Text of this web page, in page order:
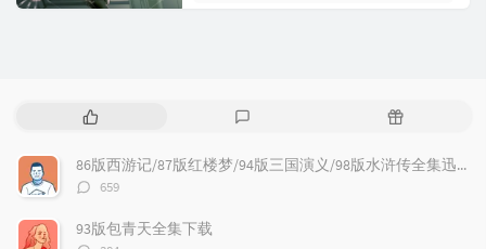
热
文
章
评
论
随
文
章
86版西游记/87版红楼梦/94版三国演义/98版水浒传全集迅雷下载
评
数：
659
93版包青天全集下载